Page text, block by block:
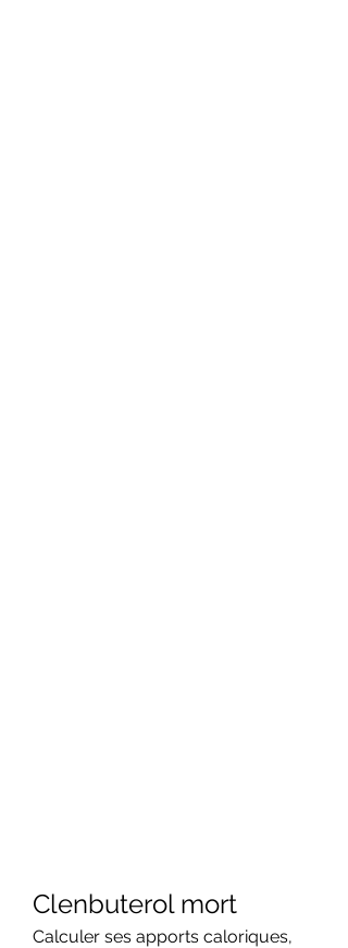
Clenbuterol mort
Calculer ses apports caloriques,